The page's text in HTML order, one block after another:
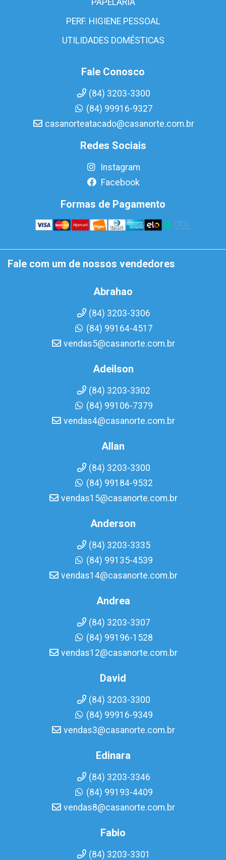
PAPELARIA
PERF. HIGIENE PESSOAL
UTILIDADES DOMÉSTICAS
Fale Conosco
(84) 3203-3300
(84) 99916-9327
casanorteatacado@casanorte.com.br
Redes Sociais
Instagram
Facebook
Formas de Pagamento
Fale com um de nossos vendedores
Abrahao
(84) 3203-3306
(84) 99164-4517
vendas5@casanorte.com.br
Adeilson
(84) 3203-3302
(84) 99106-7379
vendas4@casanorte.com.br
Allan
(84) 3203-3300
(84) 99184-9532
vendas15@casanorte.com.br
Anderson
(84) 3203-3335
(84) 99135-4539
vendas14@casanorte.com.br
Andrea
(84) 3203-3307
(84) 99196-1528
vendas12@casanorte.com.br
David
(84) 3203-3300
(84) 99916-9349
vendas3@casanorte.com.br
Edinara
(84) 3203-3346
(84) 99193-4409
vendas8@casanorte.com.br
Fabio
(84) 3203-3301